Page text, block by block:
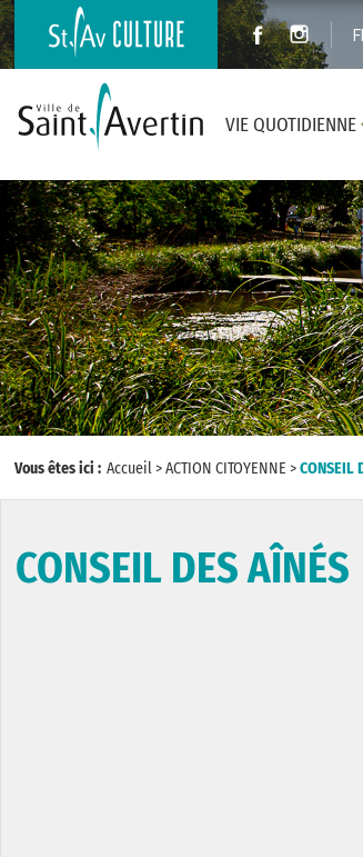
VIE QUOTIDIENNE
Vous êtes ici : Accueil>ACTION CITOYENNE >CONSEIL
CONSEIL DES AÎNÉS